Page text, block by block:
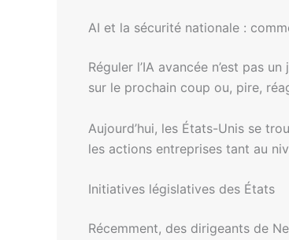
AI et la sécurité nationale :
Réguler l’IA avancée n’est pas
sur le prochain coup ou, pire,
Aujourd’hui, les États-Unis se
les actions entreprises tant au
Initiatives législatives des États
Récemment, des dirigeants de